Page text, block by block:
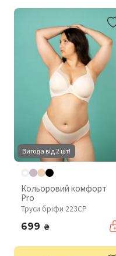
Вигода від 2 шт!
Кольоровий комфорт
Pro
Труси бріфи 223CP
699 ₴